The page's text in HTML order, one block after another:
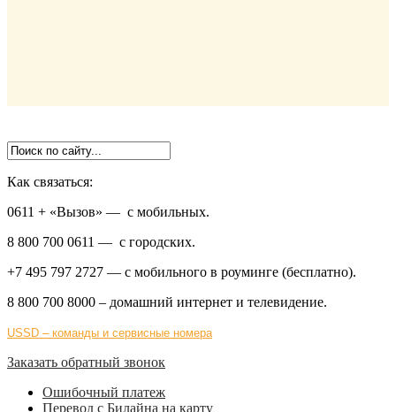
Как связаться:
0611 + «Вызов» — с мобильных.
8 800 700 0611 — с городских.
+7 495 797 2727 — с мобильного в роуминге (бесплатно).
8 800 700 8000 – домашний интернет и телевидение.
USSD – команды и сервисные номера
Заказать обратный звонок
Ошибочный платеж
Перевод с Билайна на карту